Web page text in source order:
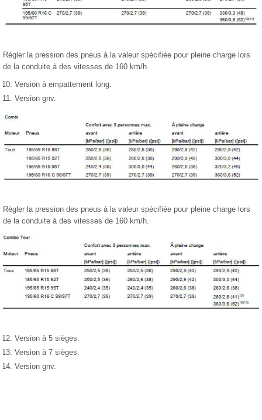
Régler la pression des pneus à la valeur spécifiée pour pleine charge lors
de la conduite à des vitesses de 160 km/h.
Version à empattement long.
Version gnv.
Régler la pression des pneus à la valeur spécifiée pour pleine charge lors
de la conduite à des vitesses de 160 km/h.
Version à 5 sièges.
Version à 7 sièges.
Version gnv.